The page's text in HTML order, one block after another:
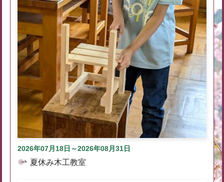
2026年07月18日～2026年08月31日
夏休み木工教室